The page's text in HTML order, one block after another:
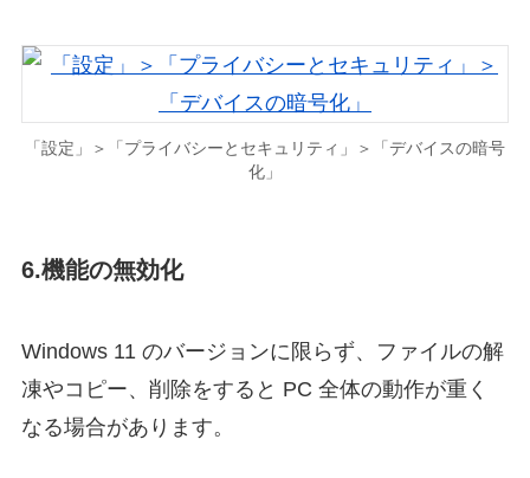
「設定」＞「プライバシーとセキュリティ」＞「デバイスの暗号
化」
6.機能の無効化
Windows 11 のバージョンに限らず、ファイルの解
凍やコピー、削除をすると PC 全体の動作が重く
なる場合があります。